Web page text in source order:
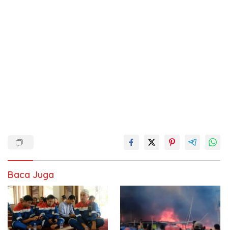
Baca Juga